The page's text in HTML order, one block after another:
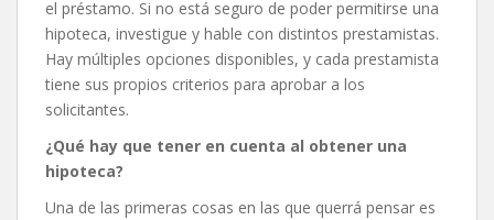
el préstamo. Si no está seguro de poder permitirse una
hipoteca, investigue y hable con distintos prestamistas.
Hay múltiples opciones disponibles, y cada prestamista
tiene sus propios criterios para aprobar a los
solicitantes.
¿Qué hay que tener en cuenta al obtener una
hipoteca?
Una de las primeras cosas en las que querrá pensar es